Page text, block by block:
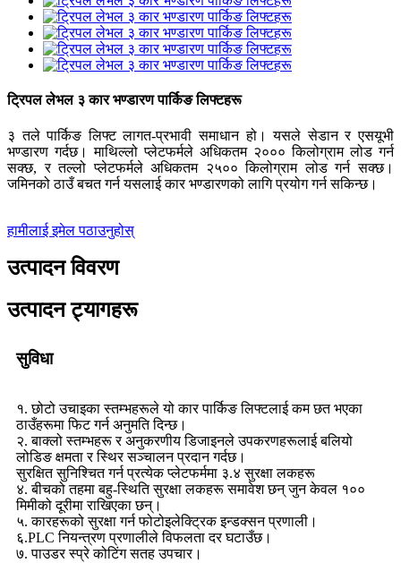
ट्रिपल लेभल ३ कार भण्डारण पार्किङ लिफ्टहरू
३ तले पार्किङ लिफ्ट लागत-प्रभावी समाधान हो। यसले सेडान र एसयूभी
भण्डारण गर्दछ। माथिल्लो प्लेटफर्मले अधिकतम २००० किलोग्राम लोड गर्न
सक्छ, र तल्लो प्लेटफर्मले अधिकतम २५०० किलोग्राम लोड गर्न सक्छ।
जमिनको ठाउँ बचत गर्न यसलाई कार भण्डारणको लागि प्रयोग गर्न सकिन्छ।
हामीलाई इमेल पठाउनुहोस्
उत्पादन विवरण
उत्पादन ट्यागहरू
सुविधा
१. छोटो उचाइका स्तम्भहरूले यो कार पार्किङ लिफ्टलाई कम छत भएका
ठाउँहरूमा फिट गर्न अनुमति दिन्छ।
२. बाक्लो स्तम्भहरू र अनुकरणीय डिजाइनले उपकरणहरूलाई बलियो
लोडिङ क्षमता र स्थिर सञ्चालन प्रदान गर्दछ।
सुरक्षित सुनिश्चित गर्न प्रत्येक प्लेटफर्ममा ३.४ सुरक्षा लकहरू
४. बीचको तहमा बहु-स्थिति सुरक्षा लकहरू समावेश छन् जुन केवल १००
मिमीको दूरीमा राखिएका छन्।
५. कारहरूको सुरक्षा गर्न फोटोइलेक्ट्रिक इन्डक्सन प्रणाली।
६.PLC नियन्त्रण प्रणालीले विफलता दर घटाउँछ।
७. पाउडर स्प्रे कोटिंग सतह उपचार।